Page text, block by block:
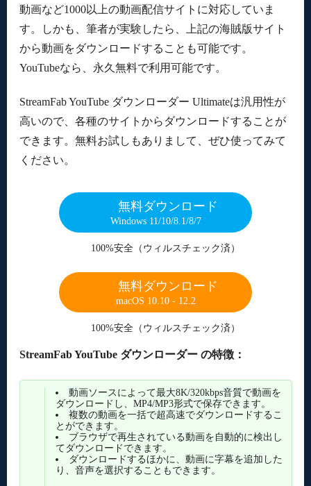
動画など1000以上の動画配信サイトに対応していま
す。しかも、筆者が実験したら、上記の海賊版サイト
から動画をダウンロードすることも可能です。
YouTubeなら、永久無料で利用可能です。
StreamFab YouTube ダウンローダー Ultimateは汎用性が
高いので、各種のサイトからダウンロードすることが
できます。無料お試しもありまして、ぜひ使ってみて
ください。
無料ダウンロード
Windows 11/10/8.1/8/7
100%安全（ウィルスチェック済）
無料ダウンロード
macOS 10.10 - 12.2
100%安全（ウィルスチェック済）
StreamFab YouTube ダウンローダー の特徴：
動画ソースによって最大8K/320kbps音質で動画を
ダウンロードし、MP4/MP3形式で保存できます。
複数の動画を一括で超高速でダウンロードするこ
とができます。
ブラウザで再生されている動画を自動的に検出し
てダウンロードできます。
ダウンロードするほかに、動画に字幕を追加した
り、音声を選択することもできます。